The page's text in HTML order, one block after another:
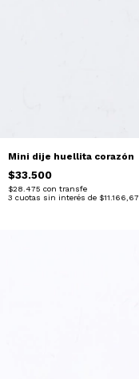
Mini dije huellita corazón
$33.500
$28.475 con transfe
3 cuotas sin interés de $11.166,67